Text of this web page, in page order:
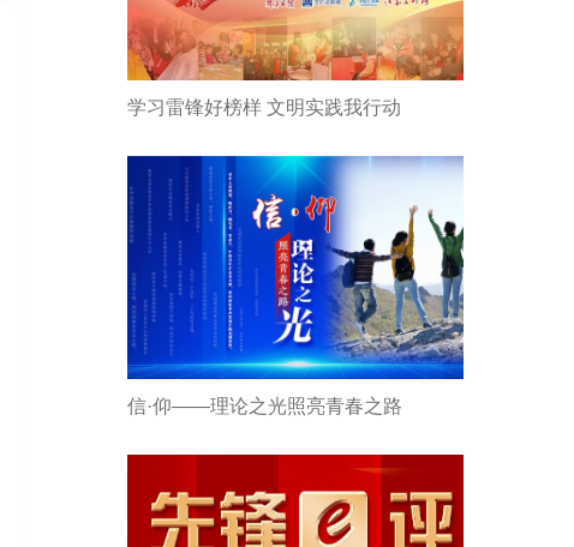
学习雷锋好榜样 文明实践我行动
信·仰——理论之光照亮青春之路